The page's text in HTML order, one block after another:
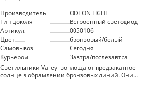
Производитель
ODEON LIGHT
Тип цоколя
Встроенный светодиод
Артикул
0050106
Цвет
бронзовый/белый
Самовывоз
Сегодня
Курьером
Завтра/послезавтра
Светильники Valley воплощают предзакатное
солнце в обрамлении бронзовых линий. Они